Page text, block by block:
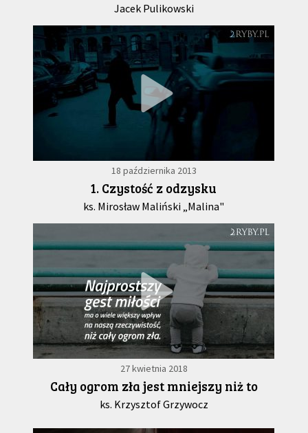
Jacek Pulikowski
18 października 2013
1. Czystość z odzysku
ks. Mirosław Maliński „Malina"
27 kwietnia 2018
Cały ogrom zła jest mniejszy niż to
ks. Krzysztof Grzywocz